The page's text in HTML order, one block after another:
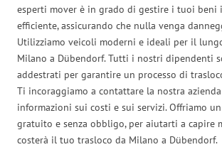
esperti mover è in grado di gestire i tuoi beni
efficiente, assicurando che nulla venga
Utilizziamo veicoli moderni e ideali per il
Milano a Dübendorf. Tutti i nostri dipendenti
addestrati per garantire un processo di
Ti incoraggiamo a contattare la nostra
informazioni sui costi e sui servizi. Offriamo
gratuito e senza obbligo, per aiutarti a capire
costerà il tuo trasloco da Milano a Dübendorf.